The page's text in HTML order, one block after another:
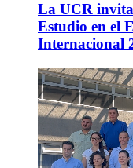
La UCR
Estudio en el
Internacional